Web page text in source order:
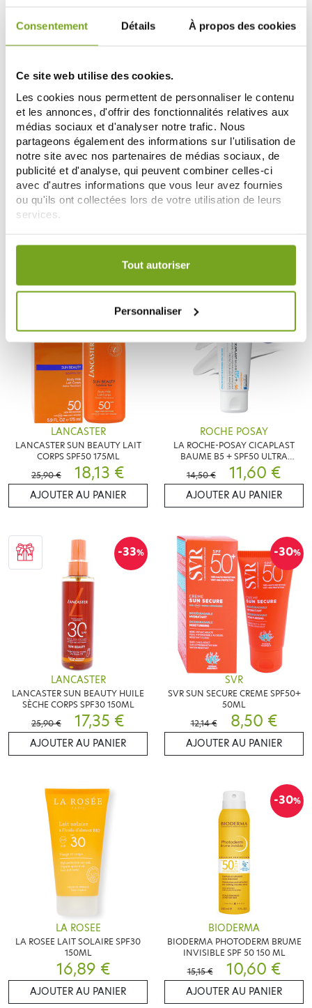
Consentement Détails À propos des cookies
Ce site web utilise des cookies.
Les cookies nous permettent de personnaliser le contenu
et les annonces, d'offrir des fonctionnalités relatives aux
médias sociaux et d'analyser notre trafic. Nous
partageons également des informations sur l'utilisation de
notre site avec nos partenaires de médias sociaux, de
publicité et d'analyse, qui peuvent combiner celles-ci
avec d'autres informations que vous leur avez fournies
ou qu'ils ont collectées lors de votre utilisation de leurs
services.
Votre choix de consentement est conservé pendant une
Tout autoriser
Personnaliser
ESTHEDERM
ESTHEDERM ADAPTASUN MER ET
TROPIQUE LAIT HYDRA
PROTECTEUR CORPS 200ML
ME PRÉVENIR
LA ROSEE
LA ROSEE HUILE SOLAIRE HUILE
AJOUTER AU PANIER
-30
LANCASTER
LANCASTER SUN BEAUTY LAIT
CORPS SPF50 175ML
25,90 €
18,13 €
AJOUTER AU PANIER
ROCHE POSAY
LA ROCHE-POSAY CICAPLAST
BAUME B5 + SPF50 ULTRA
REPARATEUR 40ML
14,50 € 11,60 €
AJOUTER AU PANIER
-33%
LANCASTER
LANCASTER SUN BEAUTY HUILE
SÈCHE CORPS SPF30 150ML
25,90 €
17,35 €
AJOUTER AU PANIER
-30%
SVR
SVR SUN SECURE CREME SPF50+
50ML
12,14 €
8,50 €
AJOUTER AU PANIER
LA ROSEE
LA ROSEE LAIT SOLAIRE SPF30
150ML
16,89 €
AJOUTER AU PANIER
-30%
BIODERMA
BIODERMA PHOTODERM BRUME
INVISIBLE SPF 50 150 ML
15,15 €
10,60 €
AJOUTER AU PANIER